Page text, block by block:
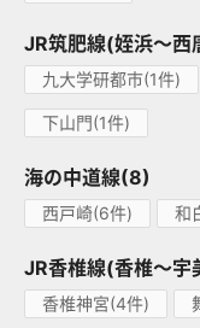
JR筑肥線(姪浜～
九大学研都市(1件)
下山門(1件)
海の中道線(8)
西戸崎(6件) 和
JR香椎線(香椎～
香椎神宮(4件)